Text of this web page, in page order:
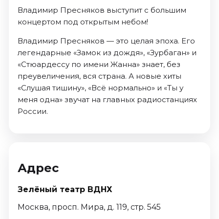
Владимир Пресняков выступит с большим
концертом под открытым небом!
Владимир Пресняков — это целая эпоха. Его
легендарные «Замок из дождя», «Зурбаган» и
«Стюардессу по имени Жанна» знает, без
преувеличения, вся страна. А новые хиты
«Слушая тишину», «Всё нормально» и «Ты у
меня одна» звучат на главных радиостанциях
России.
Адрес
Зелёный театр ВДНХ
Москва, просп. Мира, д. 119, стр. 545